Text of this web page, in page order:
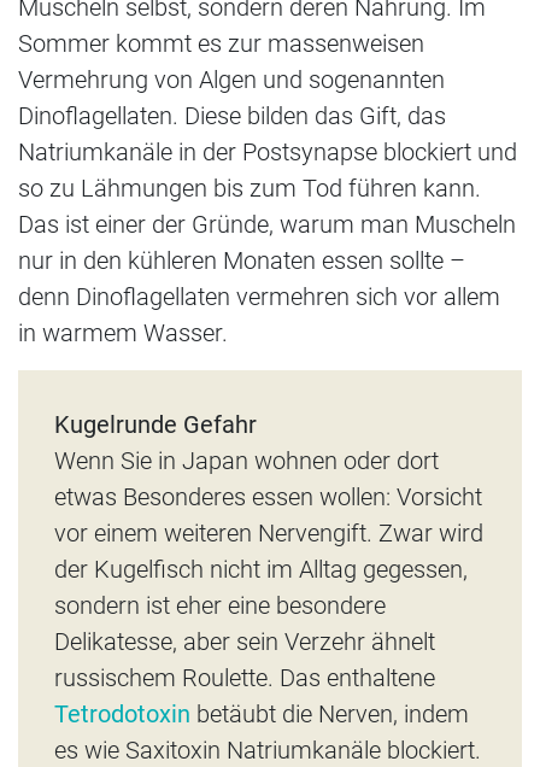
Muscheln selbst, sondern deren Nahrung. Im
Sommer kommt es zur massenweisen
Vermehrung von Algen und sogenannten
Dinoflagellaten. Diese bilden das Gift, das
Natriumkanäle in der Postsynapse blockiert und
so zu Lähmungen bis zum Tod führen kann.
Das ist einer der Gründe, warum man Muscheln
nur in den kühleren Monaten essen sollte –
denn Dinoflagellaten vermehren sich vor allem
in warmem Wasser.
Kugelrunde Gefahr
Wenn Sie in Japan wohnen oder dort
etwas Besonderes essen wollen: Vorsicht
vor einem weiteren Nervengift. Zwar wird
der Kugelfisch nicht im Alltag gegessen,
sondern ist eher eine besondere
Delikatesse, aber sein Verzehr ähnelt
russischem Roulette. Das enthaltene
Tetrodotoxin betäubt die Nerven, indem
es wie Saxitoxin Natriumkanäle blockiert.